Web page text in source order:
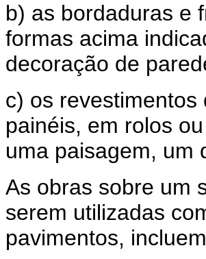
b) as bordaduras e
formas acima
decoração de
c) os
painéis, em rolos
uma paisagem, um
As obras sobre um
serem utilizadas
pavimentos,